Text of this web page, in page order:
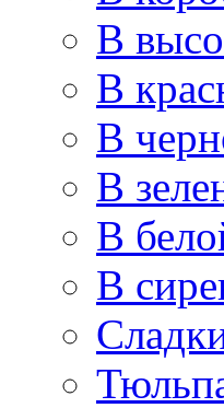
В
В
В
В
В
В